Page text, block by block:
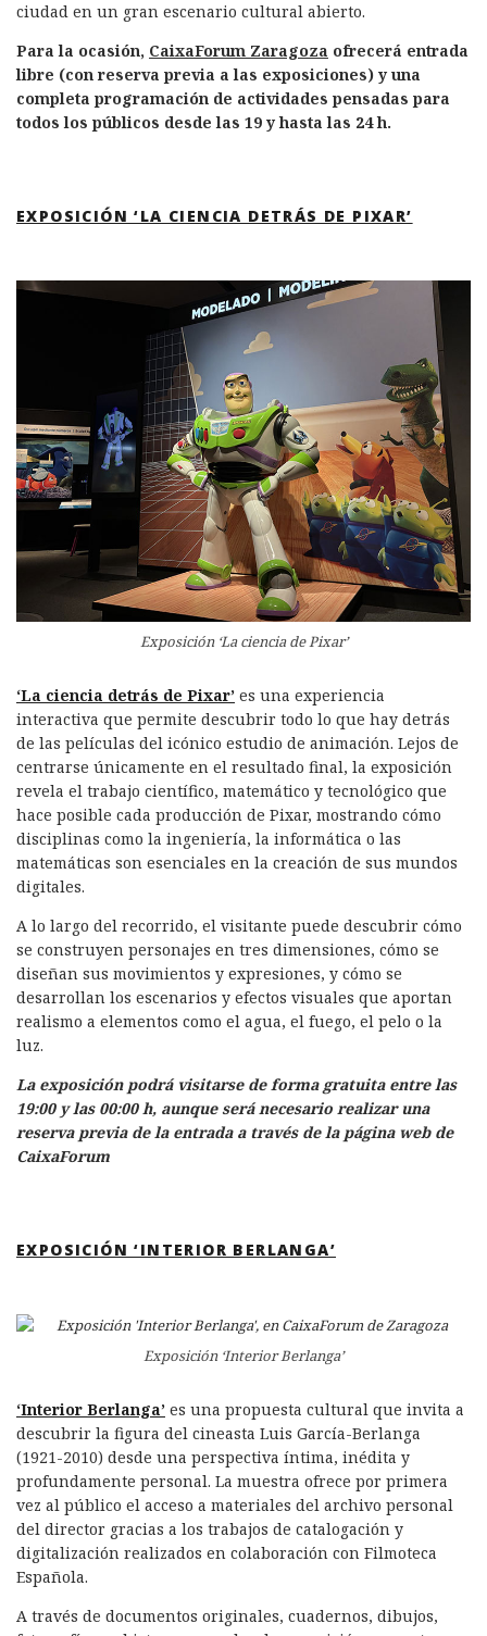
ciudad en un gran escenario cultural abierto.
Para la ocasión, CaixaForum Zaragoza ofrecerá entrada
libre (con reserva previa a las exposiciones) y una
completa programación de actividades pensadas para
todos los públicos desde las 19 y hasta las 24 h.
EXPOSICIÓN ‘LA CIENCIA DETRÁS DE PIXAR’
Exposición ‘La ciencia de Pixar’
‘La ciencia detrás de Pixar’ es una experiencia
interactiva que permite descubrir todo lo que hay detrás
de las películas del icónico estudio de animación. Lejos de
centrarse únicamente en el resultado final, la exposición
revela el trabajo científico, matemático y tecnológico que
hace posible cada producción de Pixar, mostrando cómo
disciplinas como la ingeniería, la informática o las
matemáticas son esenciales en la creación de sus mundos
digitales.
A lo largo del recorrido, el visitante puede descubrir cómo
se construyen personajes en tres dimensiones, cómo se
diseñan sus movimientos y expresiones, y cómo se
desarrollan los escenarios y efectos visuales que aportan
realismo a elementos como el agua, el fuego, el pelo o la
luz.
La exposición podrá visitarse de forma gratuita entre las
19:00 y las 00:00 h, aunque será necesario realizar una
reserva previa de la entrada a través de la página web de
CaixaForum
EXPOSICIÓN ‘INTERIOR BERLANGA’
Exposición ‘Interior Berlanga’
‘Interior Berlanga’ es una propuesta cultural que invita a
descubrir la figura del cineasta Luis García-Berlanga
(1921-2010) desde una perspectiva íntima, inédita y
profundamente personal. La muestra ofrece por primera
vez al público el acceso a materiales del archivo personal
del director gracias a los trabajos de catalogación y
digitalización realizados en colaboración con Filmoteca
Española.
A través de documentos originales, cuadernos, dibujos,